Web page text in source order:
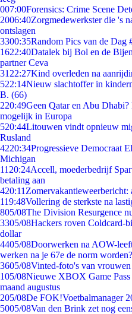
007:00Forensics: Crime Scene
2006:40Zorgmedewerkster die 's
ontslagen
3300:35Random Pics van de Dag
1622:40Datalek bij Bol en de
partner Ceva
31 22:27Kind overleden na
522:14Nieuw slachtoffer in
B. (66)
220:49Geen Qatar en Abu
mogelijk in Europa
520:44Litouwen vindt opnieuw
Rusland
4220:34Progressieve Democraat
Michigan
11 20:24Accell, moederbedrijf
betaling aan
420:11 Zomervakantieweerbericht:
119:48Vollering de sterkste na
805/08The Division Resurgence
3305/08Hackers roven Coldcard-
dollar
4405/08Doorwerken na AOW-
werken na je 67e de norm worden?
3605/08Vinted-foto's van vrouwen
105/08Nieuwe XBOX Game Pass
maand augustus
205/08De FOK!Voetbalmanager
5005/08Van den Brink zet nog